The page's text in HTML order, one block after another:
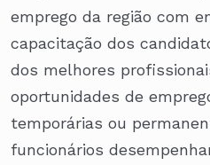
emprego da região com
capacitação dos
dos melhores
oportunidades de
temporárias ou
funcionários